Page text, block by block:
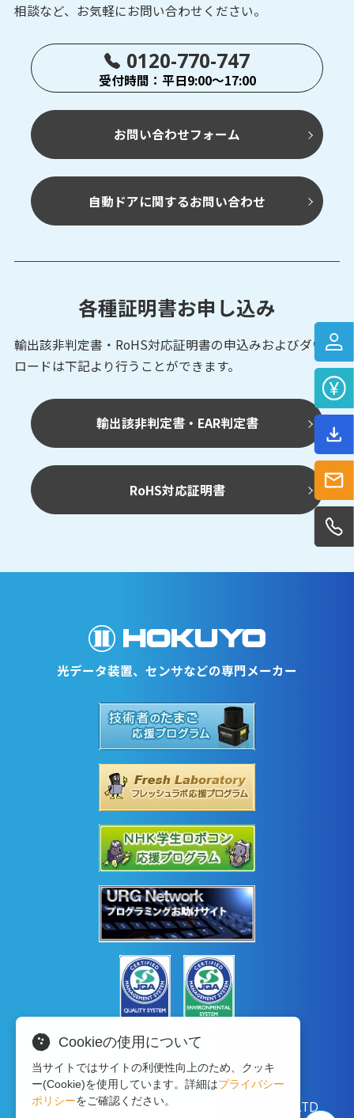
相談など、お気軽にお問い合わせください。
0120-770-747
受付時間：平日9:00～17:00
お問い合わせフォーム
自動ドアに関するお問い合わせ
各種証明書お申し込み
輸出該非判定書・RoHS対応証明書の申込みおよびダウン
ロードは下記より行うことができます。
輸出該非判定書・EAR判定書
RoHS対応証明書
光データ装置、センサなどの専門メーカー
Copyright © 2020 HOKUYO AUTOMATIC CO.LTD
Cookieの使用について
当サイトではサイトの利便性向上のため、クッキ
ー(Cookie)を使用しています。詳細はプライバシー
ポリシーをご確認ください。